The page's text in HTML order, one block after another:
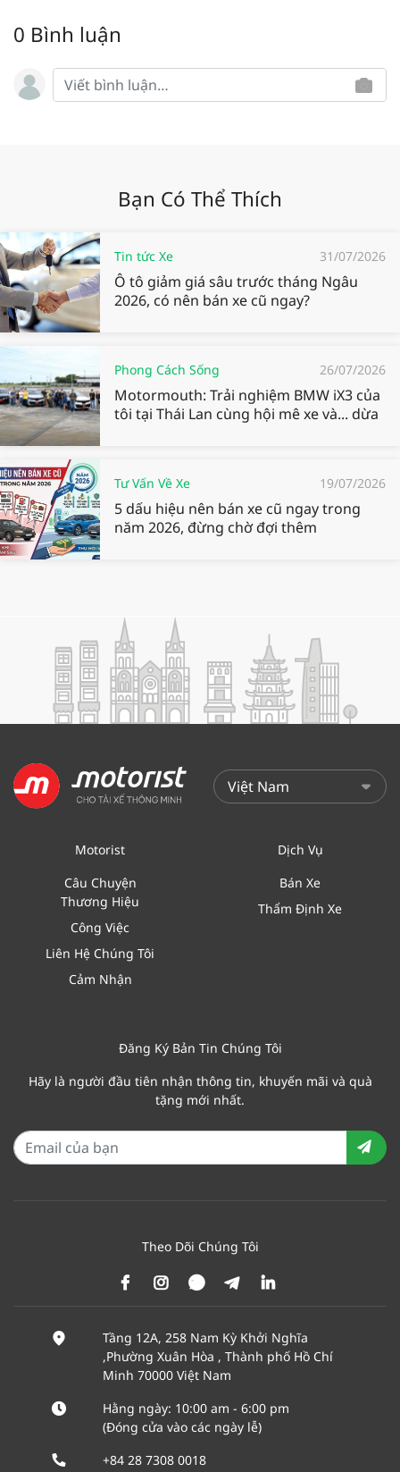
0 Bình luận
Bạn Có Thể Thích
Tin tức Xe 31/07/2026
Ô tô giảm giá sâu trước tháng Ngâu
2026, có nên bán xe cũ ngay?
Phong Cách Sống 26/07/2026
Motormouth: Trải nghiệm BMW iX3 của
tôi tại Thái Lan cùng hội mê xe và... dừa
Tư Vấn Về Xe 19/07/2026
5 dấu hiệu nên bán xe cũ ngay trong
năm 2026, đừng chờ đợi thêm
Motorist
Câu Chuyện
Thương Hiệu
Công Việc
Liên Hệ Chúng Tôi
Cảm Nhận
Dịch Vụ
Bán Xe
Thẩm Định Xe
Đăng Ký Bản Tin Chúng Tôi
Hãy là người đầu tiên nhận thông tin, khuyến mãi và quà
tặng mới nhất.
Theo Dõi Chúng Tôi
Tầng 12A, 258 Nam Kỳ Khởi Nghĩa
,Phường Xuân Hòa , Thành phố Hồ Chí
Minh 70000 Việt Nam
Hằng ngày: 10:00 am - 6:00 pm
(Đóng cửa vào các ngày lễ)
+84 28 7308 0018